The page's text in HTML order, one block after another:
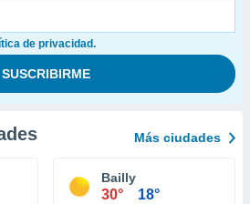
de privacidad.
Más ciudades
Bailly
30° 18°